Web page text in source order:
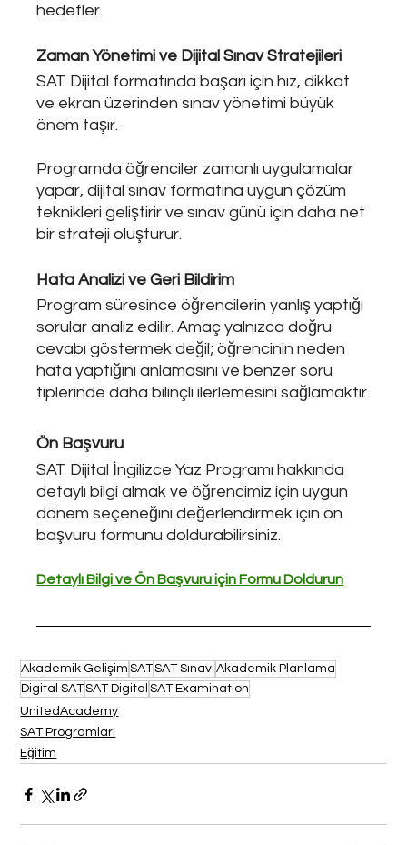
hedefler.
Zaman Yönetimi ve Dijital Sınav Stratejileri
SAT Dijital formatında başarı için hız, dikkat
ve ekran üzerinden sınav yönetimi büyük
önem taşır.
Programda öğrenciler zamanlı uygulamalar
yapar, dijital sınav formatına uygun çözüm
teknikleri geliştirir ve sınav günü için daha net
bir strateji oluşturur.
Hata Analizi ve Geri Bildirim
Program süresince öğrencilerin yanlış yaptığı
sorular analiz edilir. Amaç yalnızca doğru
cevabı göstermek değil; öğrencinin neden
hata yaptığını anlamasını ve benzer soru
tiplerinde daha bilinçli ilerlemesini sağlamaktır.
Ön Başvuru
SAT Dijital İngilizce Yaz Programı hakkında
detaylı bilgi almak ve öğrencimiz için uygun
dönem seçeneğini değerlendirmek için ön
başvuru formunu doldurabilirsiniz.
Detaylı Bilgi ve Ön Başvuru için Formu Doldurun
Akademik Gelişim SATSAT Sınavı Akademik Planlama
Digital SATSAT Digital SAT Examination
UnitedAcademy
SAT Programları
Eğitim